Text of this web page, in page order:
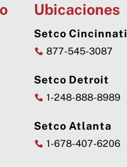
Ubicaciones
Setco Cincinnati
877-545-3087
Setco Detroit
1-248-888-8989
Setco Atlanta
1-678-407-6206